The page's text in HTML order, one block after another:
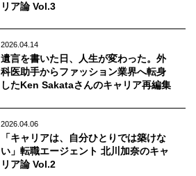
リア論 Vol.3
2026.04.14
遺言を書いた日、人生が変わった。外
科医助手からファッション業界へ転身
したKen Sakataさんのキャリア再編集
2026.04.06
「キャリアは、自分ひとりでは築けな
い」転職エージェント 北川加奈のキャ
リア論 Vol.2